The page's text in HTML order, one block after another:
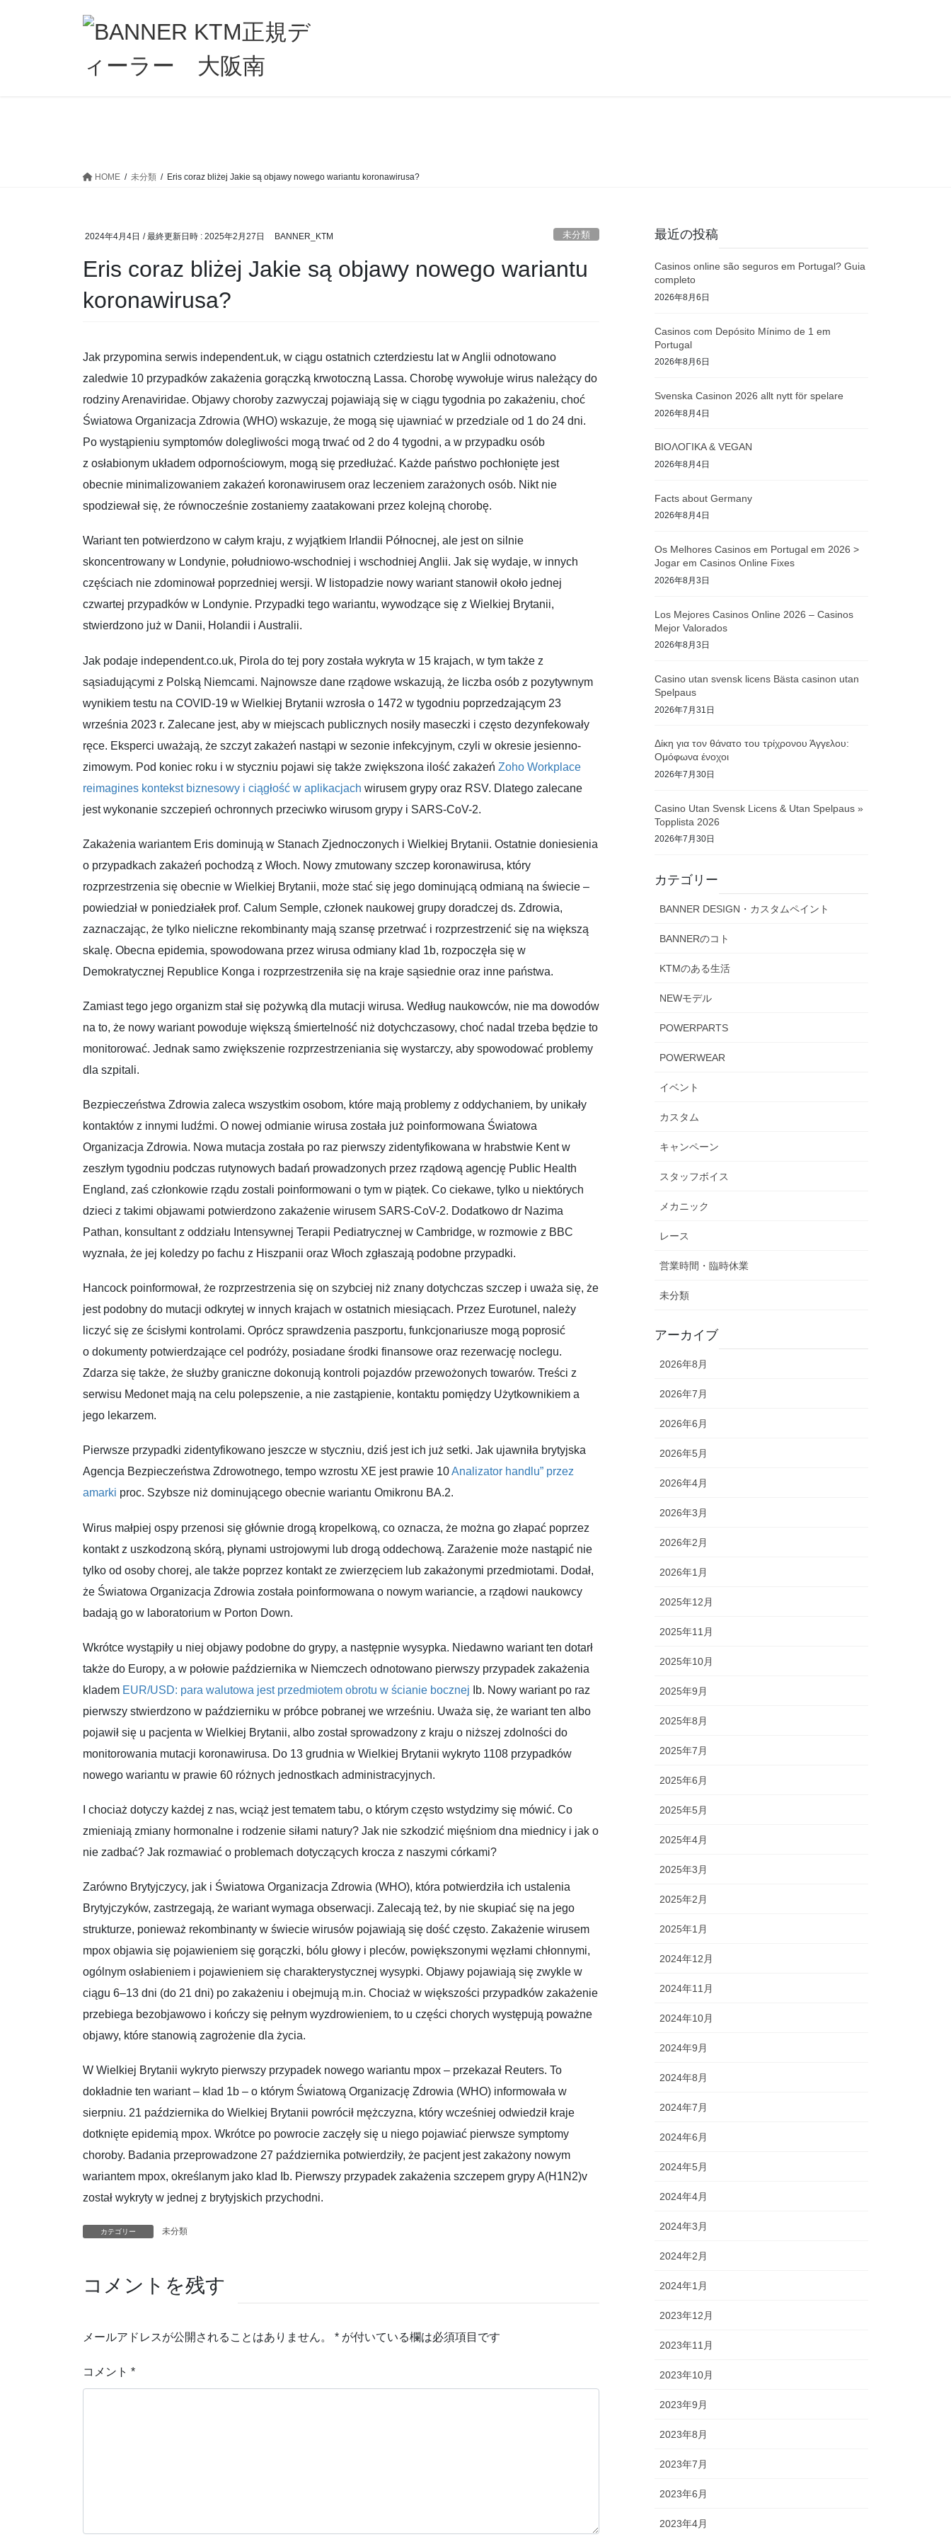
HOME 未分類 Eris coraz bliżej Jakie są objawy nowego wariantu koronawirusa?
2024年4月4日 / 最終更新日時 : 2025年2月27日 BANNER_KTM 未分類
Eris coraz bliżej Jakie są objawy nowego wariantu
koronawirusa?
Jak przypomina serwis independent.uk, w ciągu ostatnich czterdziestu lat w Anglii odnotowano
zaledwie 10 przypadków zakażenia gorączką krwotoczną Lassa. Chorobę wywołuje wirus należący do
rodziny Arenaviridae. Objawy choroby zazwyczaj pojawiają się w ciągu tygodnia po zakażeniu, choć
Światowa Organizacja Zdrowia (WHO) wskazuje, że mogą się ujawniać w przedziale od 1 do 24 dni.
Po wystąpieniu symptomów dolegliwości mogą trwać od 2 do 4 tygodni, a w przypadku osób
z osłabionym układem odpornościowym, mogą się przedłużać. Każde państwo pochłonięte jest
obecnie minimalizowaniem zakażeń koronawirusem oraz leczeniem zarażonych osób. Nikt nie
spodziewał się, że równocześnie zostaniemy zaatakowani przez kolejną chorobę.
Wariant ten potwierdzono w całym kraju, z wyjątkiem Irlandii Północnej, ale jest on silnie
skoncentrowany w Londynie, południowo-wschodniej i wschodniej Anglii. Jak się wydaje, w innych
częściach nie zdominował poprzedniej wersji. W listopadzie nowy wariant stanowił około jednej
czwartej przypadków w Londynie. Przypadki tego wariantu, wywodzące się z Wielkiej Brytanii,
stwierdzono już w Danii, Holandii i Australii.
Jak podaje independent.co.uk, Pirola do tej pory została wykryta w 15 krajach, w tym także z
sąsiadującymi z Polską Niemcami. Najnowsze dane rządowe wskazują, że liczba osób z pozytywnym
wynikiem testu na COVID-19 w Wielkiej Brytanii wzrosła o 1472 w tygodniu poprzedzającym 23
września 2023 r. Zalecane jest, aby w miejscach publicznych nosiły maseczki i często dezynfekowały
ręce. Eksperci uważają, że szczyt zakażeń nastąpi w sezonie infekcyjnym, czyli w okresie jesienno-
zimowym. Pod koniec roku i w styczniu pojawi się także zwiększona ilość zakażeń Zoho Workplace
reimagines kontekst biznesowy i ciągłość w aplikacjach wirusem grypy oraz RSV. Dlatego zalecane
jest wykonanie szczepień ochronnych przeciwko wirusom grypy i SARS-CoV-2.
Zakażenia wariantem Eris dominują w Stanach Zjednoczonych i Wielkiej Brytanii. Ostatnie doniesienia
o przypadkach zakażeń pochodzą z Włoch. Nowy zmutowany szczep koronawirusa, który
rozprzestrzenia się obecnie w Wielkiej Brytanii, może stać się jego dominującą odmianą na świecie –
powiedział w poniedziałek prof. Calum Semple, członek naukowej grupy doradczej ds. Zdrowia,
zaznaczając, że tylko nieliczne rekombinanty mają szansę przetrwać i rozprzestrzenić się na większą
skalę. Obecna epidemia, spowodowana przez wirusa odmiany klad 1b, rozpoczęła się w
Demokratycznej Republice Konga i rozprzestrzeniła się na kraje sąsiednie oraz inne państwa.
Zamiast tego jego organizm stał się pożywką dla mutacji wirusa. Według naukowców, nie ma dowodów
na to, że nowy wariant powoduje większą śmiertelność niż dotychczasowy, choć nadal trzeba będzie to
monitorować. Jednak samo zwiększenie rozprzestrzeniania się wystarczy, aby spowodować problemy
dla szpitali.
Bezpieczeństwa Zdrowia zaleca wszystkim osobom, które mają problemy z oddychaniem, by unikały
kontaktów z innymi ludźmi. O nowej odmianie wirusa została już poinformowana Światowa
Organizacja Zdrowia. Nowa mutacja została po raz pierwszy zidentyfikowana w hrabstwie Kent w
zeszłym tygodniu podczas rutynowych badań prowadzonych przez rządową agencję Public Health
England, zaś członkowie rządu zostali poinformowani o tym w piątek. Co ciekawe, tylko u niektórych
dzieci z takimi objawami potwierdzono zakażenie wirusem SARS-CoV-2. Dodatkowo dr Nazima
Pathan, konsultant z oddziału Intensywnej Terapii Pediatrycznej w Cambridge, w rozmowie z BBC
wyznała, że jej koledzy po fachu z Hiszpanii oraz Włoch zgłaszają podobne przypadki.
Hancock poinformował, że rozprzestrzenia się on szybciej niż znany dotychczas szczep i uważa się, że
jest podobny do mutacji odkrytej w innych krajach w ostatnich miesiącach. Przez Eurotunel, należy
liczyć się ze ścisłymi kontrolami. Oprócz sprawdzenia paszportu, funkcjonariusze mogą poprosić
o dokumenty potwierdzające cel podróży, posiadane środki finansowe oraz rezerwację noclegu.
Zdarza się także, że służby graniczne dokonują kontroli pojazdów przewożonych towarów. Treści z
serwisu Medonet mają na celu polepszenie, a nie zastąpienie, kontaktu pomiędzy Użytkownikiem a
jego lekarzem.
Pierwsze przypadki zidentyfikowano jeszcze w styczniu, dziś jest ich już setki. Jak ujawniła brytyjska
Agencja Bezpieczeństwa Zdrowotnego, tempo wzrostu XE jest prawie 10Analizator handlu” przez
amarki proc. Szybsze niż dominującego obecnie wariantu Omikronu BA.2.
Wirus małpiej ospy przenosi się głównie drogą kropelkową, co oznacza, że można go złapać poprzez
kontakt z uszkodzoną skórą, płynami ustrojowymi lub drogą oddechową. Zarażenie może nastąpić nie
tylko od osoby chorej, ale także poprzez kontakt ze zwierzęciem lub zakażonymi przedmiotami. Dodał,
że Światowa Organizacja Zdrowia została poinformowana o nowym wariancie, a rządowi naukowcy
badają go w laboratorium w Porton Down.
Wkrótce wystąpiły u niej objawy podobne do grypy, a następnie wysypka. Niedawno wariant ten dotarł
także do Europy, a w połowie października w Niemczech odnotowano pierwszy przypadek zakażenia
kladem EUR/USD: para walutowa jest przedmiotem obrotu w ścianie bocznej Ib. Nowy wariant po raz
pierwszy stwierdzono w październiku w próbce pobranej we wrześniu. Uważa się, że wariant ten albo
pojawił się u pacjenta w Wielkiej Brytanii, albo został sprowadzony z kraju o niższej zdolności do
monitorowania mutacji koronawirusa. Do 13 grudnia w Wielkiej Brytanii wykryto 1108 przypadków
nowego wariantu w prawie 60 różnych jednostkach administracyjnych.
I chociaż dotyczy każdej z nas, wciąż jest tematem tabu, o którym często wstydzimy się mówić. Co
zmieniają zmiany hormonalne i rodzenie siłami natury? Jak nie szkodzić mięśniom dna miednicy i jak o
nie zadbać? Jak rozmawiać o problemach dotyczących krocza z naszymi córkami?
Zarówno Brytyjczycy, jak i Światowa Organizacja Zdrowia (WHO), która potwierdziła ich ustalenia
Brytyjczyków, zastrzegają, że wariant wymaga obserwacji. Zalecają też, by nie skupiać się na jego
strukturze, ponieważ rekombinanty w świecie wirusów pojawiają się dość często. Zakażenie wirusem
mpox objawia się pojawieniem się gorączki, bólu głowy i pleców, powiększonymi węzłami chłonnymi,
ogólnym osłabieniem i pojawieniem się charakterystycznej wysypki. Objawy pojawiają się zwykle w
ciągu 6–13 dni (do 21 dni) po zakażeniu i obejmują m.in. Chociaż w większości przypadków zakażenie
przebiega bezobjawowo i kończy się pełnym wyzdrowieniem, to u części chorych występują poważne
objawy, które stanowią zagrożenie dla życia.
W Wielkiej Brytanii wykryto pierwszy przypadek nowego wariantu mpox – przekazał Reuters. To
dokładnie ten wariant – klad 1b – o którym Światową Organizację Zdrowia (WHO) informowała w
sierpniu. 21 października do Wielkiej Brytanii powrócił mężczyzna, który wcześniej odwiedził kraje
dotknięte epidemią mpox. Wkrótce po powrocie zaczęły się u niego pojawiać pierwsze symptomy
choroby. Badania przeprowadzone 27 października potwierdziły, że pacjent jest zakażony nowym
wariantem mpox, określanym jako klad Ib. Pierwszy przypadek zakażenia szczepem grypy A(H1N2)v
został wykryty w jednej z brytyjskich przychodni.
カテゴリー 未分類
コメントを残す
メールアドレスが公開されることはありません。 * が付いている欄は必須項目です
コメント *
最近の投稿
Casinos online são seguros em Portugal? Guia
completo
2026年8月6日
Casinos com Depósito Mínimo de 1 em
Portugal
2026年8月6日
Svenska Casinon 2026 allt nytt för spelare
2026年8月4日
ΒΙΟΛΟΓΙΚΑ & VEGAN
2026年8月4日
Facts about Germany
2026年8月4日
Os Melhores Casinos em Portugal em 2026 >
Jogar em Casinos Online Fixes
2026年8月3日
Los Mejores Casinos Online 2026 – Casinos
Mejor Valorados
2026年8月3日
Casino utan svensk licens Bästa casinon utan
Spelpaus
2026年7月31日
Δίκη για τον θάνατο του τρίχρονου Άγγελου:
Ομόφωνα ένοχοι
2026年7月30日
Casino Utan Svensk Licens & Utan Spelpaus »
Topplista 2026
2026年7月30日
カテゴリー
BANNER DESIGN・カスタムペイント
BANNERのコト
KTMのある生活
NEWモデル
POWERPARTS
POWERWEAR
イベント
カスタム
キャンペーン
スタッフボイス
メカニック
レース
営業時間・臨時休業
未分類
アーカイブ
2026年8月
2026年7月
2026年6月
2026年5月
2026年4月
2026年3月
2026年2月
2026年1月
2025年12月
2025年11月
2025年10月
2025年9月
2025年8月
2025年7月
2025年6月
2025年5月
2025年4月
2025年3月
2025年2月
2025年1月
2024年12月
2024年11月
2024年10月
2024年9月
2024年8月
2024年7月
2024年6月
2024年5月
2024年4月
2024年3月
2024年2月
2024年1月
2023年12月
2023年11月
2023年10月
2023年9月
2023年8月
2023年7月
2023年6月
2023年4月